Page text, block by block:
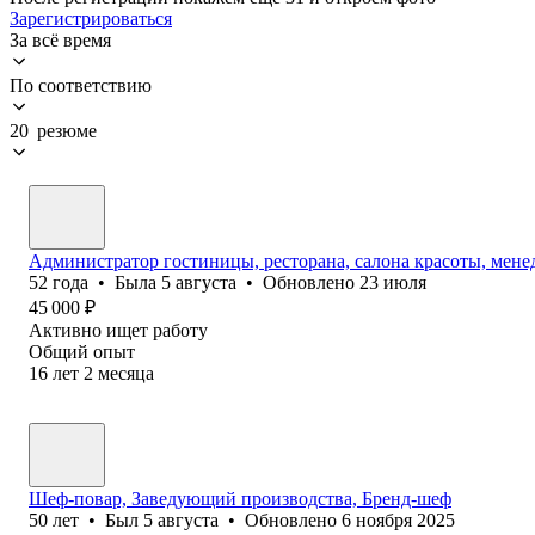
Зарегистрироваться
За всё время
По соответствию
20 резюме
Администратор гостиницы, ресторана, салона красоты,
52 года • Была 5 августа • Обновлено 23 июля
45 000 ₽
Активно ищет работу
Общий опыт
16 лет 2 месяца
Шеф-повар, Заведующий производства, Бренд-шеф
50 лет • Был 5 августа • Обновлено 6 ноября 2025